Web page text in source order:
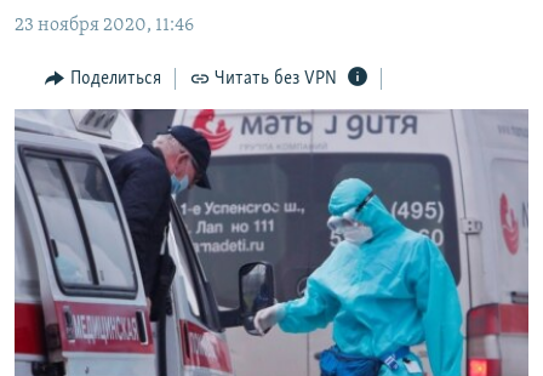
главной
навигации
Вернутся
поиску
11 ЛЕТ ОККУПАЦИИ КРЫМА. 11 ИСТОРИЙ СОПРОТИВЛЕНИЯ
ЕЩЕ
ИНТЕРАКТИВ
ИНФОГРАФИКА
ТЕЛЕПРОЕКТ КРЫМ.РЕАЛИИ
СОВЕТЫ ПРАВОЗАЩИТНИКОВ
ПРОПАВШИЕ БЕЗ ВЕСТИ
ПОБЕДИТЕЛЕЙ НЕ СУДЯТ?
КРЫМ.НЕПОКОРЕННЫЙ
РАДІО СВОБОДА
КАК ОБОЙТИ БЛОКИРОВКУ
Українською
Qırımtatar
ПРИСОЕДИНЯЙТЕСЬ!
23 ноября 2020, 11:46
Поделиться Читать без VPN